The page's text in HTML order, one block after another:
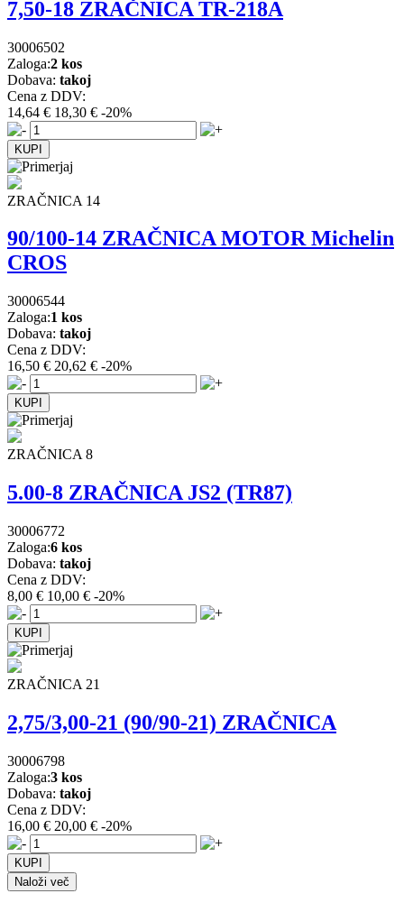
7,50-18 ZRAČNICA TR-218A
30006502
Zaloga:2 kos
Dobava: takoj
Cena z DDV:
14,64 € 18,30 € -20%
ZRAČNICA 14
90/100-14 ZRAČNICA MOTOR Michelin
CROS
30006544
Zaloga:1 kos
Dobava: takoj
Cena z DDV:
16,50 € 20,62 € -20%
ZRAČNICA 8
5.00-8 ZRAČNICA JS2 (TR87)
30006772
Zaloga:6 kos
Dobava: takoj
Cena z DDV:
8,00 € 10,00 € -20%
ZRAČNICA 21
2,75/3,00-21 (90/90-21) ZRAČNICA
30006798
Zaloga:3 kos
Dobava: takoj
Cena z DDV:
16,00 € 20,00 € -20%
Naloži več